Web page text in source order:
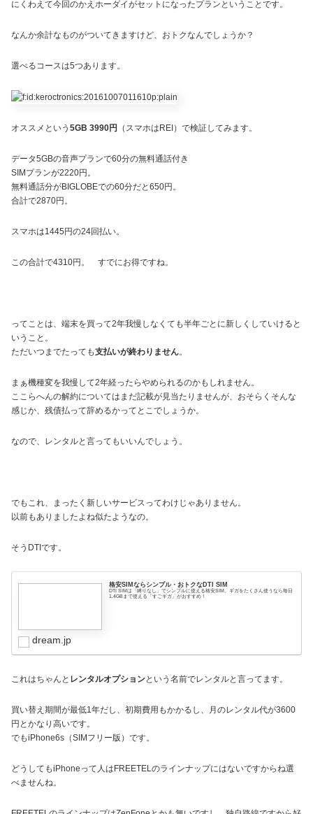
にくわえて今回のかえホーダイがセットになったプランということです。
なんか余計なものがついてきますけど、おトクなんでしょうか？
選べるコースは5つあります。
オススメという 5GB 3990円 （スマホはREI）で検証してみます。
データ5GBの音声プランで60分の無料通話付き
SIMプランが2220円。
無料通話分がBIGLOBEでの60分だと650円。
合計で2870円。
スマホは1445円の24回払い。
この合計で4310円。 すでにお得ですね。
ってことは、端末を買って2年我慢しなくても半年ごとに新しくしていけると
いうこと。
ただいつまでたっても支払いが終わりません。
まぁ機種変を我慢して2年経ったらやめられるのかもしれません。
ここらへんの解約についてはまだ記載が見当たりませんが、おそらくそんな
感じか、残債払って辞めるかってとこでしょうか。
なので、レンタルと言ってもいいんでしょう。
でもこれ、まったく新しいサービスってわけじゃありません。
以前もありましたよね似たようなの。
そうDTIです。
格安SIMならシンプル・おトクなDTI SIM
DTI SIMは「縛りなし」でシンプルに使える格安SIM。ギガをたくさん使うなら毎日
1.4GBまで使える「すごギガ」がおすすめ！
dream.jp
これはちゃんと レンタルオプションという名前でレンタルと言ってます。
買い替え期間が最低1年だし、初期費用もかかるし、月のレンタル代が3600
円とかなり高いです。
でもiPhone6s（SIMフリー版）です。
どうしてもiPhoneって人はFREETELのラインナップにはないですからね選
べませんね。